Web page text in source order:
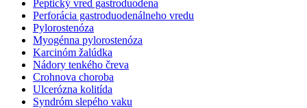
Peptický vred gastroduodena
Perforácia gastroduodenálneho vredu
Pylorostenóza
Myogénna pylorostenóza
Karcinóm žalúdka
Nádory tenkého čreva
Crohnova choroba
Ulcerózna kolitída
Syndróm slepého vaku